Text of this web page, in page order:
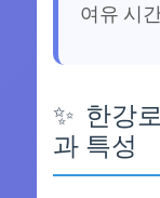
여유 시
한강
과 특성